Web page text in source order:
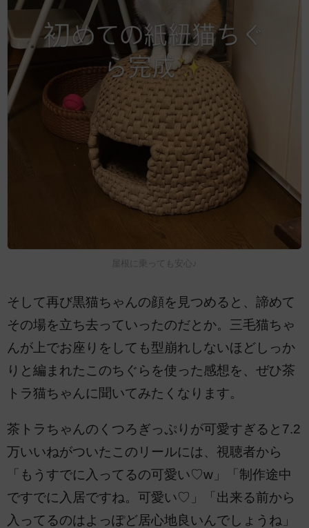
屋根に乗っても安心♪
そして再び黒猫ちゃんの顔を見つめると、諦めて
その場を立ち去っていったのだとか。三毛猫ちゃ
んが上でお座りをしても型崩れしないほどしっか
りと編まれたこのちぐらを使った感想を、ぜひ茶
トラ猫ちゃんに聞いてみたくなります。
茶トラちゃんのくつろぎっぷりが可愛すぎると7.2
万いいねがついたこのリールには、視聴者から
「もうすでに入ってるの可愛い♡w」「制作途中
ですでに入居ですね。可愛い♡」「出来る前から
入ってるのはよっぽど居心地良いんでしょうね」